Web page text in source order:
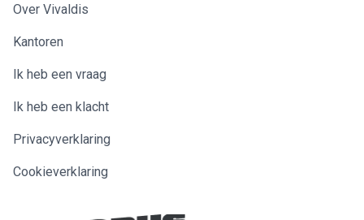
Over Vivaldis
Kantoren
Ik heb een vraag
Ik heb een klacht
Privacyverklaring
Cookieverklaring